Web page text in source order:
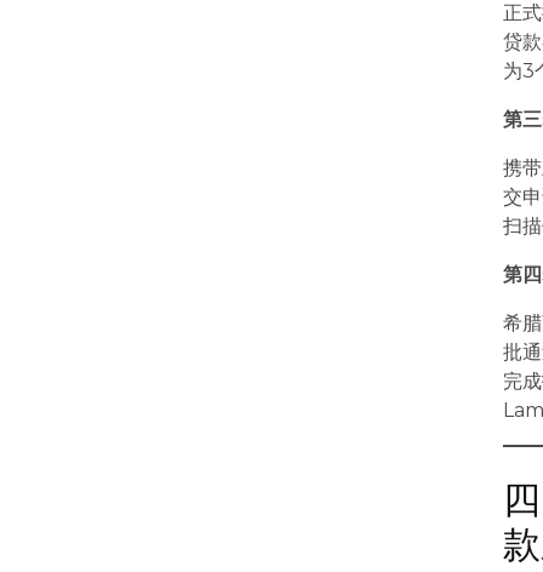
正
贷
为3
第
携
交
扫
第
希
批
完